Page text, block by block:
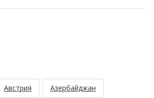
Австрия Азербайджан